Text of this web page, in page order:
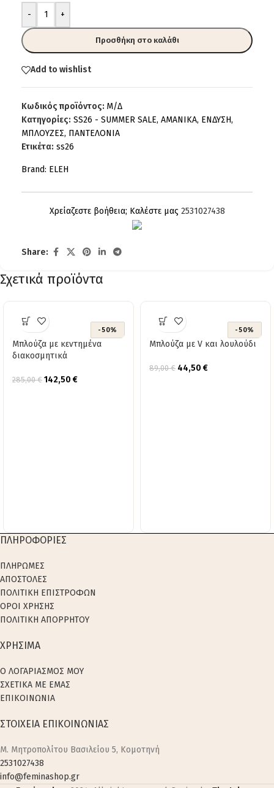
- +
Προσθήκη στο καλάθι
Add to wishlist
Κωδικός προϊόντος: Μ/Δ
Κατηγορίες: SS26 - SUMMER SALE, AMANIKA, ΕΝΔΥΣΗ,
ΜΠΛΟΥΖΕΣ, ΠΑΝΤΕΛΟΝΙΑ
Ετικέτα: ss26
Brand: ELEH
Χρείαζεστε βοήθεια; Καλέστε μας 2531027438
Share:
Σχετικά προϊόντα
-50%
Μπλούζα με κεντημένα
διακοσμητικά
285,00€ 142,50 €
-50%
Μπλούζα με V και λουλούδι
89,00€ 44,50 €
ΠΛΗΡΟΦΟΡΙΕΣ
ΠΛΗΡΩΜΕΣ
ΑΠΟΣΤΟΛΕΣ
ΠΟΛΙΤΙΚΗ ΕΠΙΣΤΡΟΦΩΝ
ΟΡΟΙ ΧΡΗΣΗΣ
ΠΟΛΙΤΙΚΗ ΑΠΟΡΡΗΤΟΥ
ΧΡΗΣΙΜΑ
Ο ΛΟΓΑΡΙΑΣΜΟΣ ΜΟΥ
ΣΧΕΤΙΚΑ ΜΕ ΕΜΑΣ
ΕΠΙΚΟΙΝΩΝΙΑ
ΣΤΟΙΧΕΙΑ ΕΠΙΚΟΙΝΩΝΙΑΣ
M. Μητροπολίτου Βασιλείου 5, Κομοτηνή
2531027438
info@feminashop.gr